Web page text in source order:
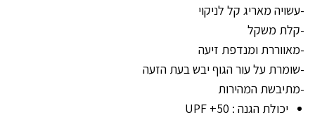
-עשויה מאריג קל לניקוי
-קלת משקל
-מאווררת ומנדפת זיעה
-שומרת על עור הגוף יבש בעת הזעה
-מתיבשת המהירות
יכולת הגנה : UPF +50